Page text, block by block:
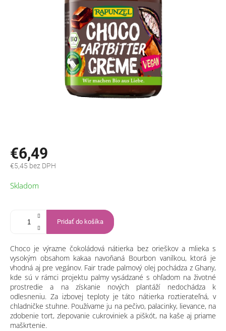
€6,49
€5,45 bez DPH
cena:
Skladom
Pridať do košíka
Choco je výrazne čokoládová nátierka bez orieškov a mlieka s
vysokým obsahom kakaa navoňaná Bourbon vanilkou, ktorá je
vhodná aj pre vegánov. Fair trade palmový olej pochádza z Ghany,
kde sú v rámci projektu palmy vysádzané s ohľadom na životné
prostredie a na získanie nových plantáží nedochádza k
odlesneniu. Za izbovej teploty je táto nátierka roztierateľná, v
chladničke stuhne. Používame ju na pečivo, palacinky, lievance, na
zdobenie tort, zlepovanie cukroviniek a piškót, na kaše aj priame
maškrtenie.